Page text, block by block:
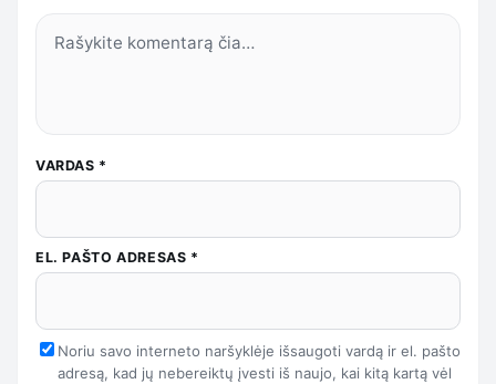
VARDAS *
EL. PAŠTO ADRESAS *
Noriu savo interneto naršyklėje išsaugoti vardą ir el. pašto
adresą, kad jų nebereiktų įvesti iš naujo, kai kitą kartą vėl